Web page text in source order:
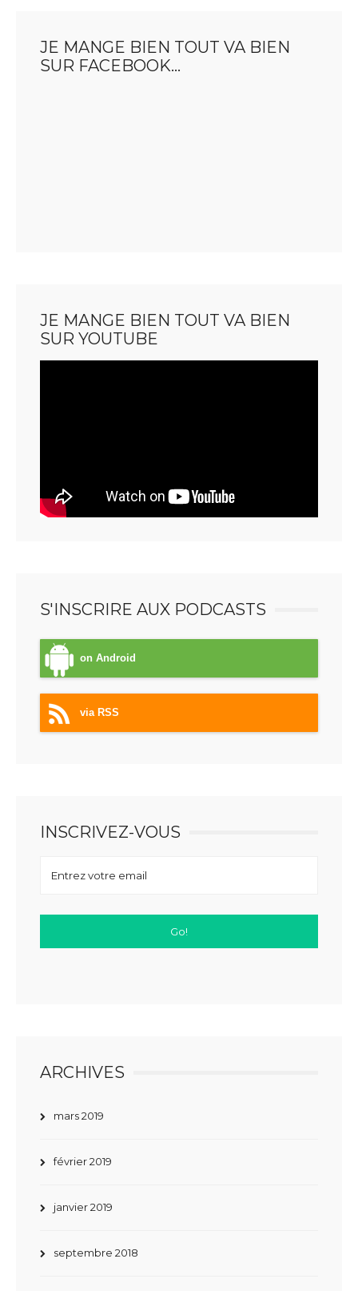
JE MANGE BIEN TOUT VA BIEN
SUR FACEBOOK…
JE MANGE BIEN TOUT VA BIEN
SUR YOUTUBE
S'INSCRIRE AUX PODCASTS
on Android
via RSS
INSCRIVEZ-VOUS
ARCHIVES
mars 2019
février 2019
janvier 2019
septembre 2018